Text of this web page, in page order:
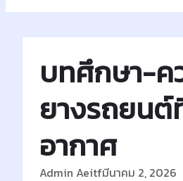
บทศึกษา-ค
ยางรถยนต์
อากาศ
Admin Aeitfมีนาคม 2, 2026